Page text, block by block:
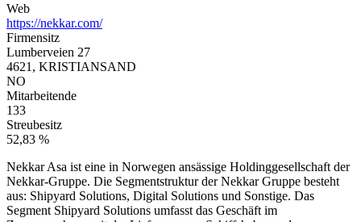
Web
https://nekkar.com/
Firmensitz
Lumberveien 27
4621, KRISTIANSAND
NO
Mitarbeitende
133
Streubesitz
52,83 %
Nekkar Asa ist eine in Norwegen ansässige Holdinggesellschaft der
Nekkar-Gruppe. Die Segmentstruktur der Nekkar Gruppe besteht
aus: Shipyard Solutions, Digital Solutions und Sonstige. Das
Segment Shipyard Solutions umfasst das Geschäft im